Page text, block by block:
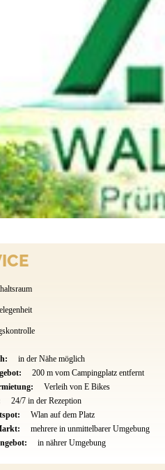
in der Nähe möglich
200 m vom Campingplatz entfernt
Verleih von E Bikes
24/7 in der Rezeption
Wlan auf dem Platz
mehrere in unmittelbarer Umgebung
in nährer Umgebung